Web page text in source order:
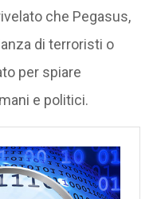
che Pegasus,
di terroristi o
per spiare
e politici.